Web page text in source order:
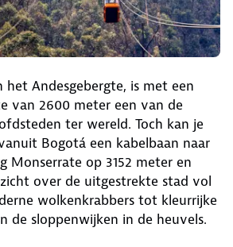
het Andesgebergte, is met een
van 2600 meter een van de
ter wereld. Toch kan je
Bogotá een kabelbaan naar
Monserrate op 3152 meter en
over de uitgestrekte stad vol
wolkenkrabbers tot kleurrijke
de sloppenwijken in de heuvels.